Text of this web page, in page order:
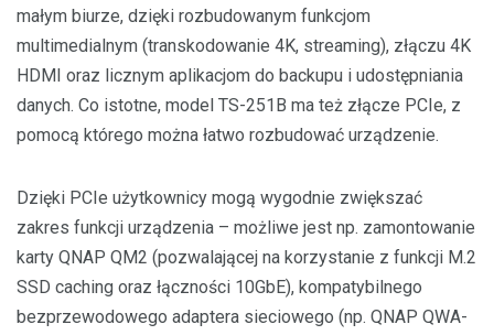
małym biurze, dzięki rozbudowanym funkcjom
multimedialnym (transkodowanie 4K, streaming), złączu 4K
HDMI oraz licznym aplikacjom do backupu i udostępniania
danych. Co istotne, model TS-251B ma też złącze PCIe, z
pomocą którego można łatwo rozbudować urządzenie.
Dzięki PCIe użytkownicy mogą wygodnie zwiększać
zakres funkcji urządzenia – możliwe jest np. zamontowanie
karty QNAP QM2 (pozwalającej na korzystanie z funkcji M.2
SSD caching oraz łączności 10GbE), kompatybilnego
bezprzewodowego adaptera sieciowego (np. QNAP QWA-